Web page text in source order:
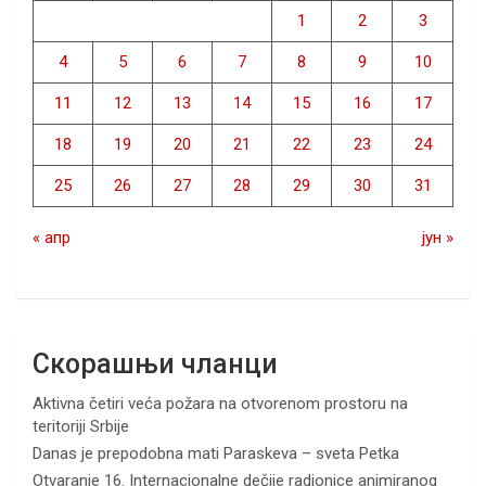
1 2 3
4 5 6 7 8 9 10
11 12 13 14 15 16 17
18 19 20 21 22 23 24
25 26 27 28 29 30 31
« апр јун »
Скорашњи чланци
Aktivna četiri veća požara na otvorenom prostoru na
teritoriji Srbije
Danas je prepodobna mati Paraskeva – sveta Petka
Otvaranje 16. Internacionalne dečije radionice animiranog